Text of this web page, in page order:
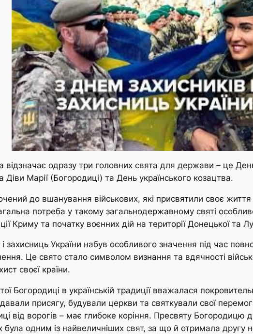
відзначає одразу три головних свята для держави – це
Діви Марії (Богородиці) та День українського козацтва.
до вшанування військових, які присвятили своє життя
потреба у такому загальнодержавному святі
Криму та початку воєнних дій на території Донецької та
захисниць України набув особливого значення під час
Це свято стало символом визнання та вдячності
своєї країни.
Богородиці в українській традиції вважалася
присягу, будували церкви та святкували свої
від ворогів – має глибоке коріння. Пресвяту
була одним із найвеличніших свят, за що й отримала другу